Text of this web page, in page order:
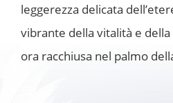
leggerezza delicata
vibrante della vitalità e
ora racchiusa nel palmo